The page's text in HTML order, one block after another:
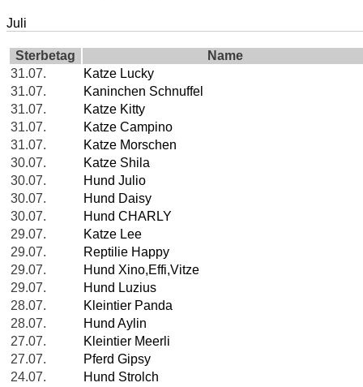
Juli
Sterbetag
Name
31.07.
Katze Lucky
31.07.
Kaninchen Schnuffel
31.07.
Katze Kitty
31.07.
Katze Campino
31.07.
Katze Morschen
30.07.
Katze Shila
30.07.
Hund Julio
30.07.
Hund Daisy
30.07.
Hund CHARLY
29.07.
Katze Lee
29.07.
Reptilie Happy
29.07.
Hund Xino,Effi,Vitze
29.07.
Hund Luzius
28.07.
Kleintier Panda
28.07.
Hund Aylin
27.07.
Kleintier Meerli
27.07.
Pferd Gipsy
24.07.
Hund Strolch